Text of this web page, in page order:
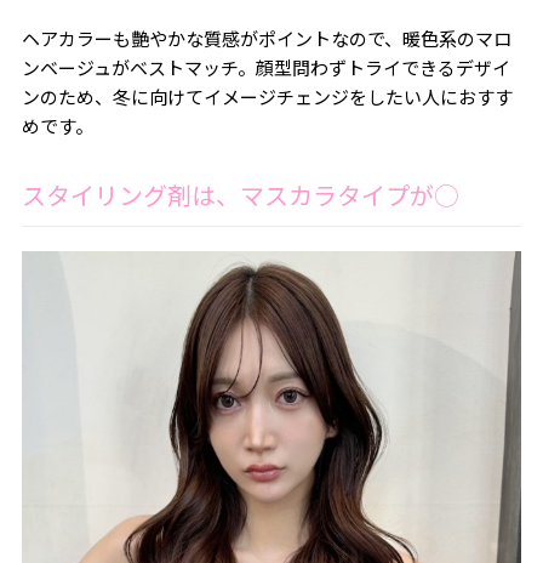
ヘアカラーも艶やかな質感がポイントなので、暖色系のマロ
ンベージュがベストマッチ。顔型問わずトライできるデザイ
ンのため、冬に向けてイメージチェンジをしたい人におすす
めです。
スタイリング剤は、マスカラタイプが◯